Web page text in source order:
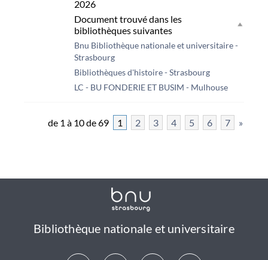
2026
Document trouvé dans les
bibliothèques suivantes
Bnu Bibliothèque nationale et universitaire -
Strasbourg
Bibliothèques d'histoire - Strasbourg
LC - BU FONDERIE ET BUSIM - Mulhouse
de 1 à 10 de 69 1 2 3 4 5 6 7 »
Bibliothèque nationale et universitaire